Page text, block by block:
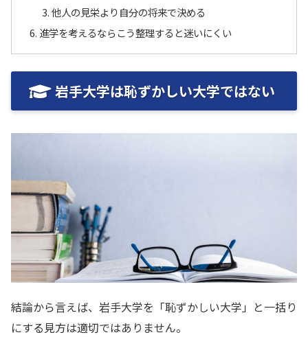
他人の見栄より自分の将来で決める
進学を考えるならこう整理すると迷いにくい
岩手大学は恥ずかしい大学ではない
結論から言えば、岩手大学を「恥ずかしい大学」と一括り
にする見方は適切ではありません。